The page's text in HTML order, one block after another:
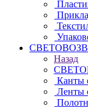
Назад
Канты
Ленты